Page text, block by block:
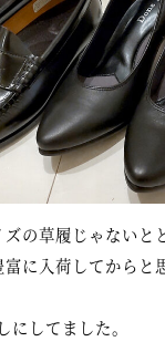
の草履じゃないと
に入荷してからと
してました。